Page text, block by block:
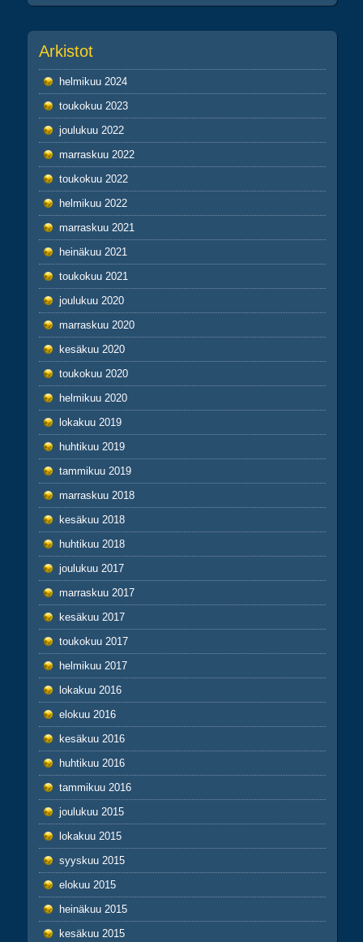
Arkistot
helmikuu 2024
toukokuu 2023
joulukuu 2022
marraskuu 2022
toukokuu 2022
helmikuu 2022
marraskuu 2021
heinäkuu 2021
toukokuu 2021
joulukuu 2020
marraskuu 2020
kesäkuu 2020
toukokuu 2020
helmikuu 2020
lokakuu 2019
huhtikuu 2019
tammikuu 2019
marraskuu 2018
kesäkuu 2018
huhtikuu 2018
joulukuu 2017
marraskuu 2017
kesäkuu 2017
toukokuu 2017
helmikuu 2017
lokakuu 2016
elokuu 2016
kesäkuu 2016
huhtikuu 2016
tammikuu 2016
joulukuu 2015
lokakuu 2015
syyskuu 2015
elokuu 2015
heinäkuu 2015
kesäkuu 2015